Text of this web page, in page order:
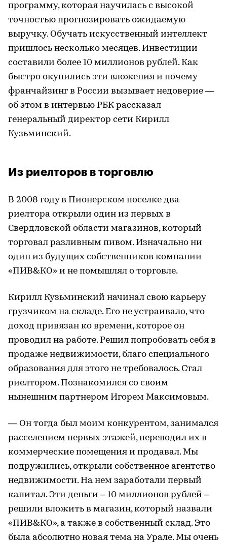
программу, которая научилась с высокой
точностью прогнозировать ожидаемую
выручку. Обучать искусственный интеллект
пришлось несколько месяцев. Инвестиции
составили более 10 миллионов рублей. Как
быстро окупились эти вложения и почему
франчайзинг в России вызывает недоверие —
об этом в интервью РБК рассказал
генеральный директор сети Кирилл
Кузьминский.
Из риелторов в торговлю
В 2008 году в Пионерском поселке два
риелтора открыли один из первых в
Свердловской области магазинов, который
торговал разливным пивом. Изначально ни
один из будущих собственников компании
«ПИВ&КО» и не помышлял о торговле.
Кирилл Кузьминский начинал свою карьеру
грузчиком на складе. Его не устраивало, что
доход привязан ко времени, которое он
проводил на работе. Решил попробовать себя в
продаже недвижимости, благо специального
образования для этого не требовалось. Стал
риелтором. Познакомился со своим
нынешним партнером Игорем Максимовым.
— Он тогда был моим конкурентом, занимался
расселением первых этажей, переводил их в
коммерческие помещения и продавал. Мы
подружились, открыли собственное агентство
недвижимости. На нем заработали первый
капитал. Эти деньги – 10 миллионов рублей –
решили вложить в магазин, который назвали
«ПИВ&КО», а также в собственный склад. Это
была абсолютно новая тема на Урале. Мы очень